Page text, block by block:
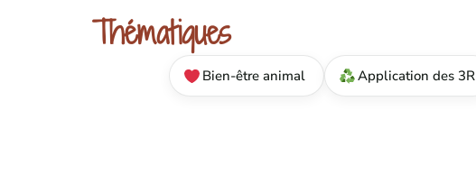
Thématiques
Bien-être animal Application des 3R